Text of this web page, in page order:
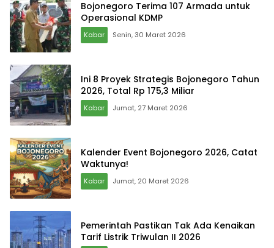
Bojonegoro Terima 107 Armada untuk
Operasional KDMP
Kabar Senin, 30 Maret 2026
Ini 8 Proyek Strategis Bojonegoro Tahun
2026, Total Rp 175,3 Miliar
Kabar Jumat, 27 Maret 2026
Kalender Event Bojonegoro 2026, Catat
Waktunya!
Kabar Jumat, 20 Maret 2026
Pemerintah Pastikan Tak Ada Kenaikan
Tarif Listrik Triwulan II 2026